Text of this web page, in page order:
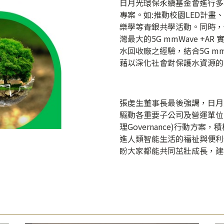
日月光環保永續基金會進行
專案。如:推動校園LED計畫
樂學等青銀共學活動。同時
灣最大的5G mmWave +AR
水回收廠之經驗，結合5G
藉以深化社會對保護水資源
張虔生董事長最後強調，日
驅動各重要子公司及營運單
理Governance)行動方案，
進人類智能生活的福祉與便
盼大家都能共同茁壯成長，